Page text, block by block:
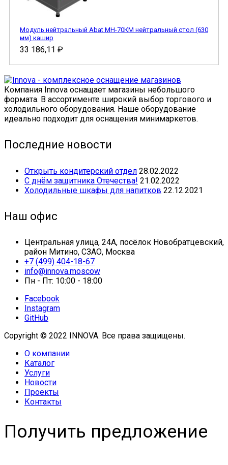
Модуль нейтральный Abat МН-70КМ нейтральный стол (630
мм) кашир
33 186,11 ₽
Компания Innova оснащает магазины небольшого
формата. В ассортименте широкий выбор торгового и
холодильного оборудования. Наше оборудование
идеально подходит для оснащения минимаркетов.
Последние новости
Открыть кондитерский отдел 28.02.2022
С днём защитника Отечества! 21.02.2022
Холодильные шкафы для напитков 22.12.2021
Наш офис
Центральная улица, 24А, посёлок Новобратцевский,
район Митино, СЗАО, Москва
+7 (499) 404-18-67
info@innova.moscow
Пн - Пт: 10:00 - 18:00
Facebook
Instagram
GitHub
Copyright © 2022 INNOVA. Все права защищены.
О компании
Каталог
Услуги
Новости
Проекты
Контакты
Получить предложение